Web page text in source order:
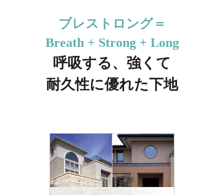
ブレストロング＝
Breath + Strong + Long
呼吸する、強くて
耐久性に優れた下地